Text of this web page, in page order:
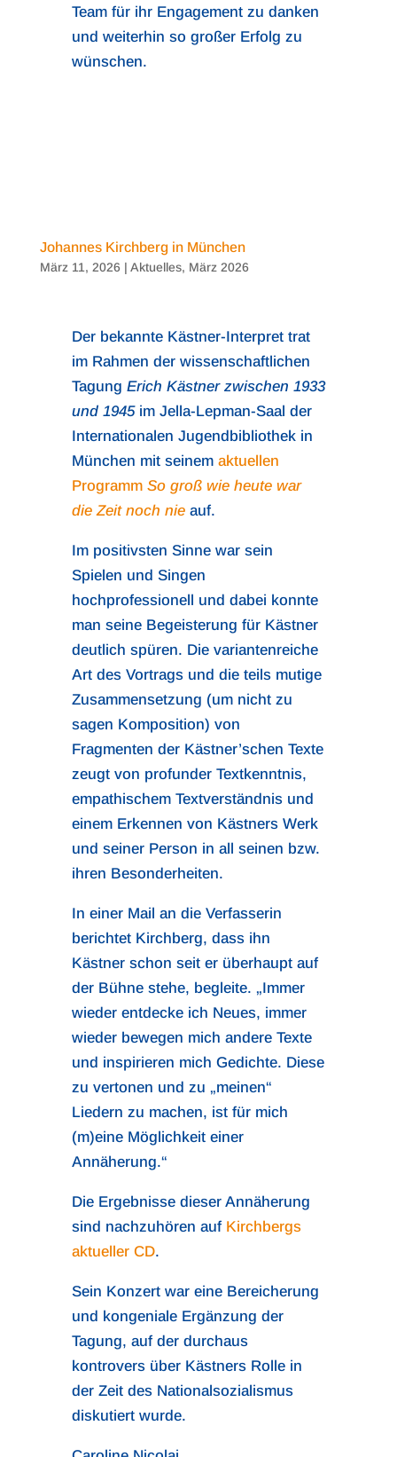
Team für ihr Engagement zu danken
und weiterhin so großer Erfolg zu
wünschen.
Johannes Kirchberg in München
März 11, 2026 | Aktuelles, März 2026
Der bekannte Kästner-Interpret trat
im Rahmen der wissenschaftlichen
Tagung Erich Kästner zwischen 1933
und 1945im Jella-Lepman-Saal der
Internationalen Jugendbibliothek in
München mit seinem aktuellen
Programm So groß wie heute war
die Zeit noch nieauf.
Im positivsten Sinne war sein
Spielen und Singen
hochprofessionell und dabei konnte
man seine Begeisterung für Kästner
deutlich spüren. Die variantenreiche
Art des Vortrags und die teils mutige
Zusammensetzung (um nicht zu
sagen Komposition) von
Fragmenten der Kästner’schen Texte
zeugt von profunder Textkenntnis,
empathischem Textverständnis und
einem Erkennen von Kästners Werk
und seiner Person in all seinen bzw.
ihren Besonderheiten.
In einer Mail an die Verfasserin
berichtet Kirchberg, dass ihn
Kästner schon seit er überhaupt auf
der Bühne stehe, begleite. „Immer
wieder entdecke ich Neues, immer
wieder bewegen mich andere Texte
und inspirieren mich Gedichte. Diese
zu vertonen und zu „meinen“
Liedern zu machen, ist für mich
(m)eine Möglichkeit einer
Annäherung.“
Die Ergebnisse dieser Annäherung
sind nachzuhören auf Kirchbergs
aktueller CD.
Sein Konzert war eine Bereicherung
und kongeniale Ergänzung der
Tagung, auf der durchaus
kontrovers über Kästners Rolle in
der Zeit des Nationalsozialismus
diskutiert wurde.